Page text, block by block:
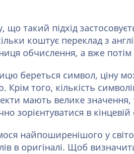
що такий підхід
коштує переклад з
обчислення, а вже потім
береться символ, ціну
Крім того, кількість
мають велике
зорієнтуватися в кінцевій
найпоширенішого у
в оригіналі. Щоб